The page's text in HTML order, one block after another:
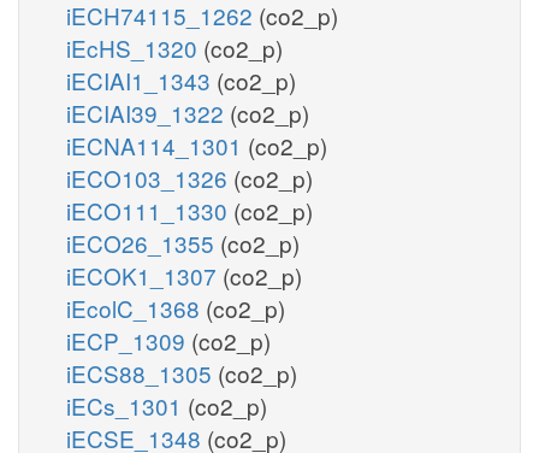
iECH74115_1262 (co2_p)
iEcHS_1320 (co2_p)
iECIAI1_1343 (co2_p)
iECIAI39_1322 (co2_p)
iECNA114_1301 (co2_p)
iECO103_1326 (co2_p)
iECO111_1330 (co2_p)
iECO26_1355 (co2_p)
iECOK1_1307 (co2_p)
iEcolC_1368 (co2_p)
iECP_1309 (co2_p)
iECS88_1305 (co2_p)
iECs_1301 (co2_p)
iECSE_1348 (co2_p)